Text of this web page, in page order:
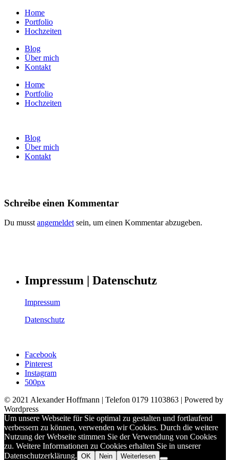
Home
Portfolio
Hochzeiten
Blog
Über mich
Kontakt
Home
Portfolio
Hochzeiten
Blog
Über mich
Kontakt
Schreibe einen Kommentar
Du musstangemeldetsein, um einen Kommentar abzugeben.
Impressum | Datenschutz
Impressum
Datenschutz
Facebook
Pinterest
Instagram
500px
© 2021 Alexander Hoffmann | Telefon 0179 1103863 | Powered by
Wordpress
Um unsere Webseite für Sie optimal zu gestalten und fortlaufend
verbessern zu können, verwenden wir Cookies. Durch die weitere
Nutzung der Webseite stimmen Sie der Verwendung von Cookies
zu. Weitere Informationen zu Cookies erhalten Sie in unserer
Datenschutzerklärung. OK Nein Weiterlesen